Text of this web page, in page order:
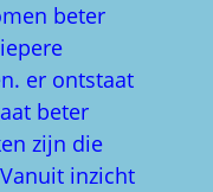
beter
er ontstaat
beter
zijn die
inzicht